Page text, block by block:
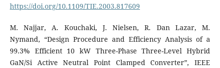
https://doi.org/10.1109/TIE.2003.817609
M. Najjar, A. Kouchaki, J. Nielsen, R. Dan Lazar, M.
Nymand, “Design Procedure and Efficiency Analysis of a
99.3% Efficient 10 kW Three-Phase Three-Level Hybrid
GaN/Si Active Neutral Point Clamped Converter”, IEEE